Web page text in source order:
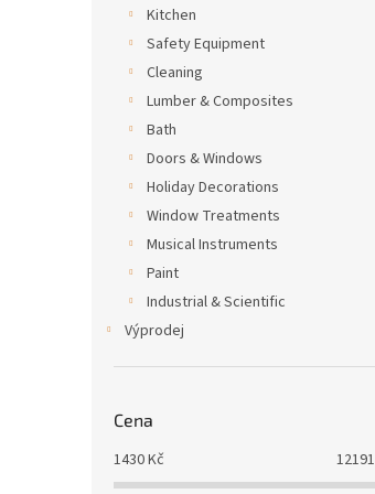
Kitchen
Safety Equipment
Cleaning
Lumber & Composites
Bath
Doors & Windows
Holiday Decorations
Window Treatments
Musical Instruments
Paint
Industrial & Scientific
Výprodej
Cena
1430Kč 12191